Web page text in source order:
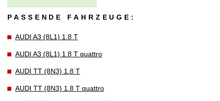
PASSENDE FAHRZEUGE:
AUDI A3 (8L1) 1.8 T
AUDI A3 (8L1) 1.8 T quattro
AUDI TT (8N3) 1.8 T
AUDI TT (8N3) 1.8 T quattro